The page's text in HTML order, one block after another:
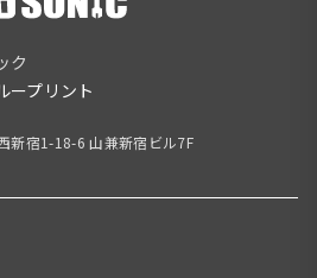
ク
ープリント
新宿1-18-6 山兼新宿ビル7F